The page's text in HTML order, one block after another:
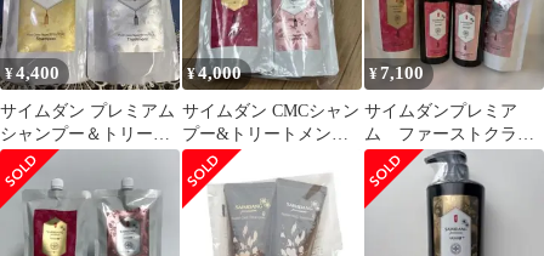
¥4,400
サイムダン プレミアム
シャンプー＆トリート
メント 詰替用
¥4,000
サイムダン CMCシャン
プー&トリートメン
ト レフィル
¥7,100
サイムダンプレミア
ム ファーストクラス
スーパーSTEM CMC 本
体リフィル4点